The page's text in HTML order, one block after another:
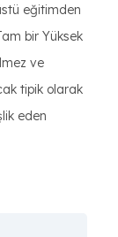
eğitimden
bir Yüksek
ve
tipik olarak
eden